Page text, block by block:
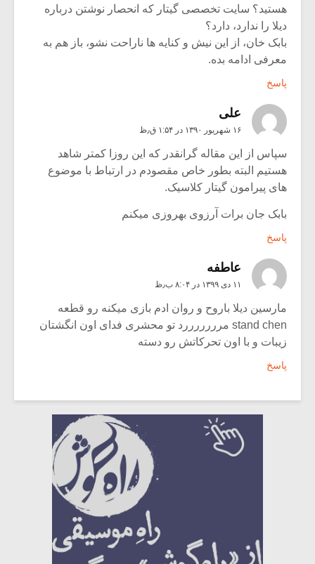
هستید؟ سایت تخصصی گیتار که انحصار نوشتن درباره
دیلا را ندارد، دارد؟
بابک خان، از این نیش و کنایه ها ناراحت نشو، باز هم به
معرفی ادامه بده.
پاسخ
علی
۱۶ شهریور ۱۳۹۰ در ۱:۵۴ ق٫ظ
سپاس از این مقاله گرانقدر که این روزا کمتر شاهد
هستیم البته بطور خاص مقصودم در ارتباط با موضوع
های پیرامون گیتار کلاسیک.
بابک جان برات آرزوی بهروزی میکنم
پاسخ
عاطفه
۱۱ دی ۱۳۹۹ در ۸:۰۴ ب٫ظ
مارسین دیلا باروح و روان ادم بازی میکنه رو قطعه
stand chen مرررررررد تو محشری فدای اون انگشتان
زیبات و با اون تحرکاتش رو دسته
پاسخ